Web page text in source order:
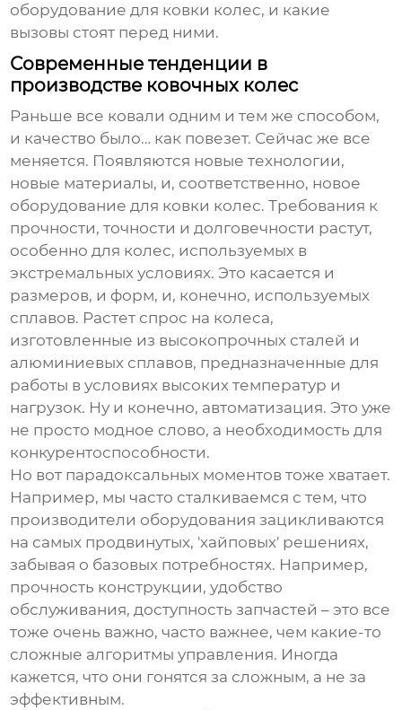
оборудование для ковки колес, и какие
вызовы стоят перед ними.
Современные тенденции в
производстве ковочных колес
Раньше все ковали одним и тем же способом,
и качество было… как повезет. Сейчас же все
меняется. Появляются новые технологии,
новые материалы, и, соответственно, новое
оборудование для ковки колес. Требования к
прочности, точности и долговечности растут,
особенно для колес, используемых в
экстремальных условиях. Это касается и
размеров, и форм, и, конечно, используемых
сплавов. Растет спрос на колеса,
изготовленные из высокопрочных сталей и
алюминиевых сплавов, предназначенные для
работы в условиях высоких температур и
нагрузок. Ну и конечно, автоматизация. Это уже
не просто модное слово, а необходимость для
конкурентоспособности.
Но вот парадоксальных моментов тоже хватает.
Например, мы часто сталкиваемся с тем, что
производители оборудования зацикливаются
на самых продвинутых, 'хайповых' решениях,
забывая о базовых потребностях. Например,
прочность конструкции, удобство
обслуживания, доступность запчастей – это все
тоже очень важно, часто важнее, чем какие-то
сложные алгоритмы управления. Иногда
кажется, что они гонятся за сложным, а не за
эффективным.